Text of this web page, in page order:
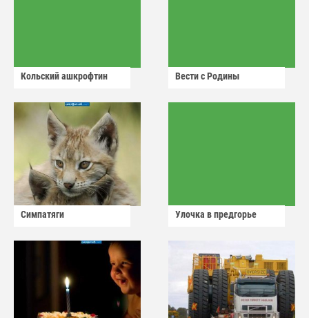
Кольский ашкрофтин Вести с Родины
Симпатяги Улочка в предгорье